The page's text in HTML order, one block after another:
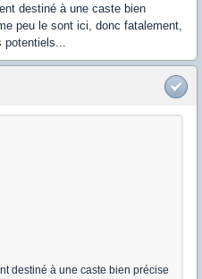
destiné à une caste bien
peu le sont ici, donc fatalement,
destiné à une caste bien précise